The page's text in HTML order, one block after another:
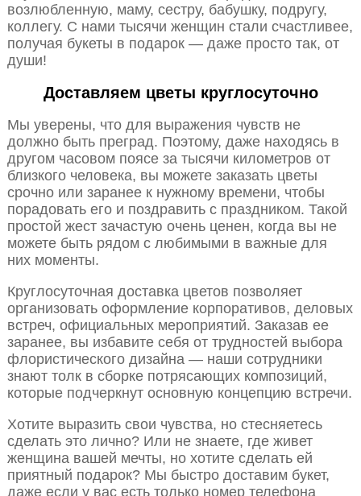
возлюбленную, маму, сестру, бабушку, подругу,
коллегу. С нами тысячи женщин стали счастливее,
получая букеты в подарок — даже просто так, от
души!
Доставляем цветы круглосуточно
Мы уверены, что для выражения чувств не
должно быть преград. Поэтому, даже находясь в
другом часовом поясе за тысячи километров от
близкого человека, вы можете заказать цветы
срочно или заранее к нужному времени, чтобы
порадовать его и поздравить с праздником. Такой
простой жест зачастую очень ценен, когда вы не
можете быть рядом с любимыми в важные для
них моменты.
Круглосуточная доставка цветов позволяет
организовать оформление корпоративов, деловых
встреч, официальных мероприятий. Заказав ее
заранее, вы избавите себя от трудностей выбора
флористического дизайна — наши сотрудники
знают толк в сборке потрясающих композиций,
которые подчеркнут основную концепцию встречи.
Хотите выразить свои чувства, но стесняетесь
сделать это лично? Или не знаете, где живет
женщина вашей мечты, но хотите сделать ей
приятный подарок? Мы быстро доставим букет,
даже если у вас есть только номер телефона